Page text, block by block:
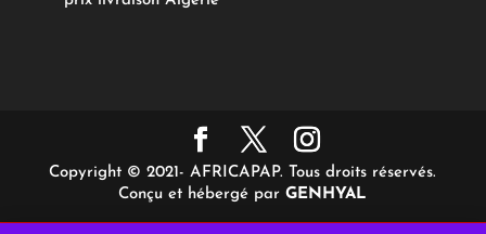
Copyright © 2021- AFRICAPAP. Tous droits réservés.
Conçu et hébergé parGENHYAL